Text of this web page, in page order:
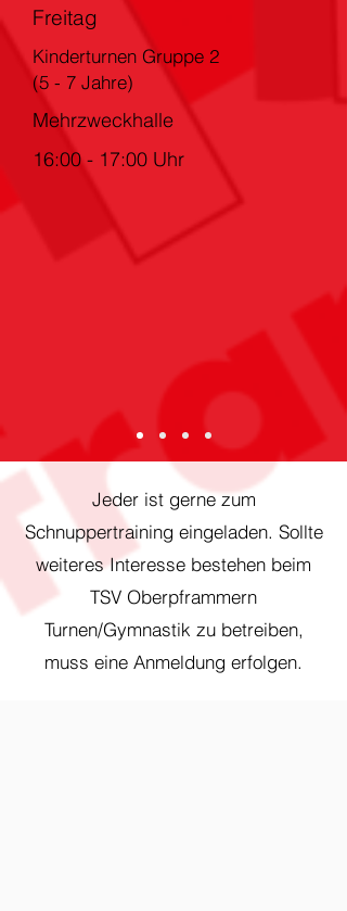
Freitag
Kinderturnen Gruppe 2
(5 - 7 Jahre)
Mehrzweckhalle
16:00 - 17:00 Uhr
Jeder ist gerne zum
Schnuppertraining eingeladen. Sollte
weiteres Interesse bestehen beim
TSV Oberpframmern
Turnen/Gymnastik zu betreiben,
muss eine Anmeldung erfolgen.